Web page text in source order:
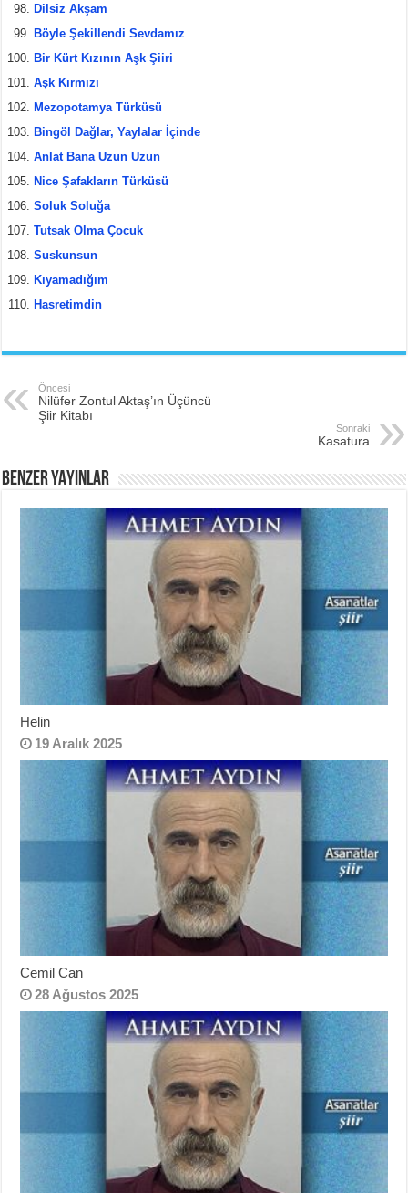
Dilsiz Akşam
Böyle Şekillendi Sevdamız
Bir Kürt Kızının Aşk Şiiri
Aşk Kırmızı
Mezopotamya Türküsü
Bingöl Dağlar, Yaylalar İçinde
Anlat Bana Uzun Uzun
Nice Şafakların Türküsü
Soluk Soluğa
Tutsak Olma Çocuk
Suskunsun
Kıyamadığım
Hasretimdin
Öncesi
Nilüfer Zontul Aktaş’ın Üçüncü
Şiir Kitabı
Sonraki
Kasatura
BENZER YAYINLAR
Helin
19 Aralık 2025
Cemil Can
28 Ağustos 2025